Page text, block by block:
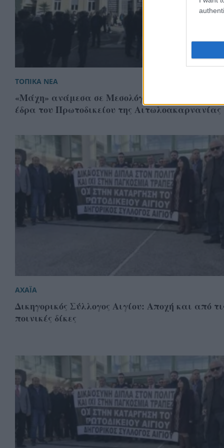
ΤΟΠΙΚΑ ΝΕΑ
«Μάχη» ανάμεσα σε Μεσολόγγι και Αγρίνιο για
έδρα του Πρωτοδικείου της Αιτωλοακαρνανίας
ΑΧΑΪΑ
Δικηγορικός Σύλλογος Αιγίου: Αποχή και από
ποινικές δίκες